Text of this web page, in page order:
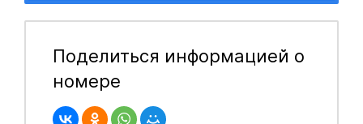
Поделиться информацией о
номере